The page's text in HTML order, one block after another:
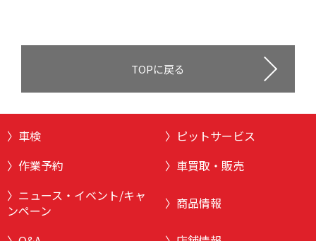
TOPに戻る
車検
ピットサービス
作業予約
車買取・販売
ニュース・イベント/キャ
ンペーン
商品情報